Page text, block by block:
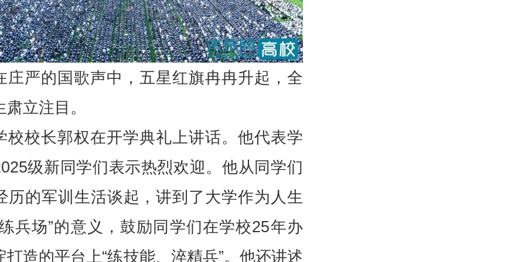
庄严的国歌声中，五星红旗冉冉升起，全
立注目。
校校长郭权在开学典礼上讲话。他代表学
级新同学们表示热烈欢迎。他从同学们
历的军训生活谈起，讲到了大学作为人生
兵场”的意义，鼓励同学们在学校25年办
打造的平台上“练技能、淬精兵”。他还讲述